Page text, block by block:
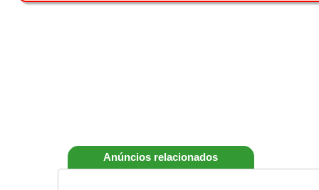
Anúncios relacionados